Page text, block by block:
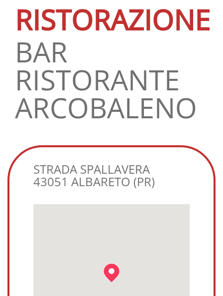
RISTORAZIONE
BAR
RISTORANTE
ARCOBALENO
STRADA SPALLAVERA
43051 ALBARETO (PR)